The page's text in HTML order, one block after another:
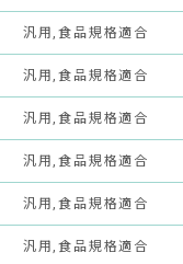
汎用,食品規格適合
汎用,食品規格適合
汎用,食品規格適合
汎用,食品規格適合
汎用,食品規格適合
汎用,食品規格適合